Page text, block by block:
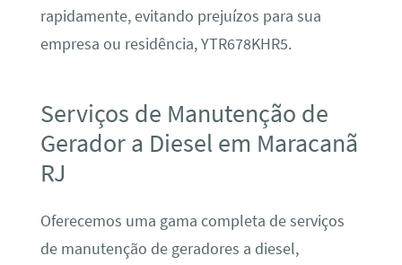
rapidamente, evitando prejuízos para sua
empresa ou residência, YTR678KHR5.
Serviços de Manutenção de
Gerador a Diesel em Maracanã
RJ
Oferecemos uma gama completa de serviços
de manutenção de geradores a diesel,